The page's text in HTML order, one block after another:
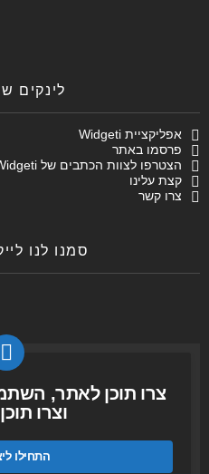
לינקים
אפליקציית Widgeti
פרסמו באתר
הצטרפו לצוות הכתבים של Widgeti
קצת עלינו
צרו קשר
סמנו לנו
צרו תוכן לאתר,
וצרו
התחילו